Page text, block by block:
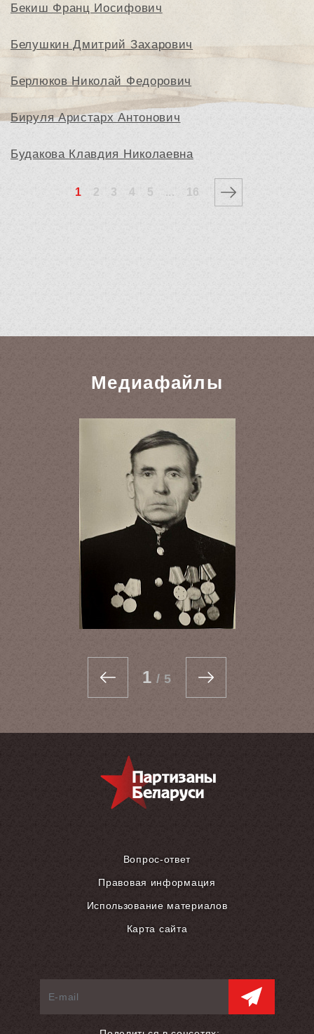
Бекиш Франц Иосифович
Белушкин Дмитрий Захарович
Берлюков Николай Федорович
Бируля Аристарх Антонович
Будакова Клавдия Николаевна
1 2 3 4 5 ... 16
Медиафайлы
1 / 5
Вопрос-ответ
Правовая информация
Использование материалов
Карта сайта